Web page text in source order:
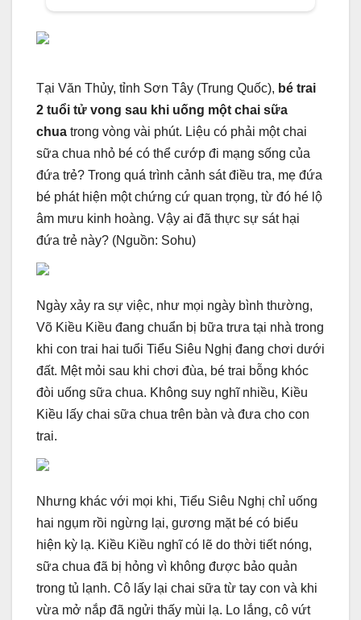
Tại Văn Thủy, tỉnh Sơn Tây (Trung Quốc), bé trai
2 tuổi tử vong sau khi uống một chai sữa
chua trong vòng vài phút. Liệu có phải một chai
sữa chua nhỏ bé có thể cướp đi mạng sống của
đứa trẻ? Trong quá trình cảnh sát điều tra, mẹ đứa
bé phát hiện một chứng cứ quan trọng, từ đó hé lộ
âm mưu kinh hoàng. Vậy ai đã thực sự sát hại
đứa trẻ này? (Nguồn: Sohu)
Ngày xảy ra sự việc, như mọi ngày bình thường,
Võ Kiều Kiều đang chuẩn bị bữa trưa tại nhà trong
khi con trai hai tuổi Tiểu Siêu Nghị đang chơi dưới
đất. Mệt mỏi sau khi chơi đùa, bé trai bỗng khóc
đòi uống sữa chua. Không suy nghĩ nhiều, Kiều
Kiều lấy chai sữa chua trên bàn và đưa cho con
trai.
Nhưng khác với mọi khi, Tiểu Siêu Nghị chỉ uống
hai ngụm rồi ngừng lại, gương mặt bé có biểu
hiện kỳ lạ. Kiều Kiều nghĩ có lẽ do thời tiết nóng,
sữa chua đã bị hỏng vì không được bảo quản
trong tủ lạnh. Cô lấy lại chai sữa từ tay con và khi
vừa mở nắp đã ngửi thấy mùi lạ. Lo lắng, cô vứt